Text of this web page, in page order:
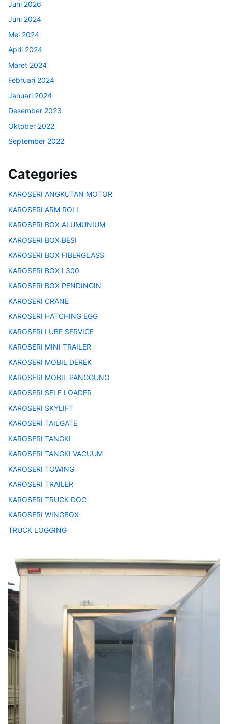
Juni 2026
Juni 2024
Mei 2024
April 2024
Maret 2024
Februari 2024
Januari 2024
Desember 2023
Oktober 2022
September 2022
Categories
KAROSERI ANGKUTAN MOTOR
KAROSERI ARM ROLL
KAROSERI BOX ALUMUNIUM
KAROSERI BOX BESI
KAROSERI BOX FIBERGLASS
KAROSERI BOX L300
KAROSERI BOX PENDINGIN
KAROSERI CRANE
KAROSERI HATCHING EGG
KAROSERI LUBE SERVICE
KAROSERI MINI TRAILER
KAROSERI MOBIL DEREK
KAROSERI MOBIL PANGGUNG
KAROSERI SELF LOADER
KAROSERI SKYLIFT
KAROSERI TAILGATE
KAROSERI TANGKI
KAROSERI TANGKI VACUUM
KAROSERI TOWING
KAROSERI TRAILER
KAROSERI TRUCK DOC
KAROSERI WINGBOX
TRUCK LOGGING